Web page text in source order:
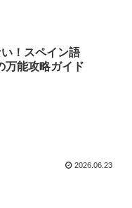
！スペイン語
万能攻略ガイド
2026.06.23